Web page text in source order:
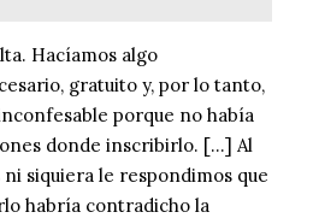
Hacíamos algo
gratuito y, por lo tanto,
porque no había
donde inscribirlo. […] Al
siquiera le respondimos que
habría contradicho la